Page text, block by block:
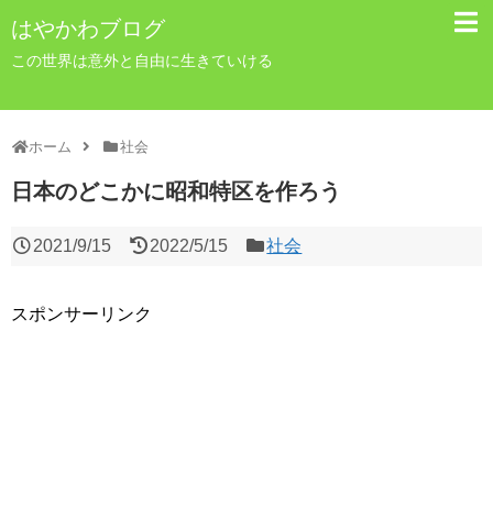
はやかわブログ
この世界は意外と自由に生きていける
ホーム 社会
日本のどこかに昭和特区を作ろう
2021/9/15 2022/5/15 社会
スポンサーリンク